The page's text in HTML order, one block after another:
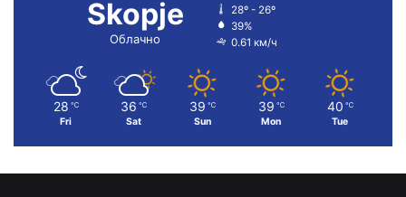
Skopje
Облачно
28º - 26º
39%
0.61 км/ч
28 ℃
Fri
36 ℃
Sat
39 ℃
Sun
39 ℃
Mon
40 ℃
Tue